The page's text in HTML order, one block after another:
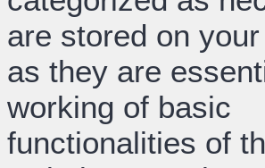
are stored on
as they are
working of basic
functionalities of